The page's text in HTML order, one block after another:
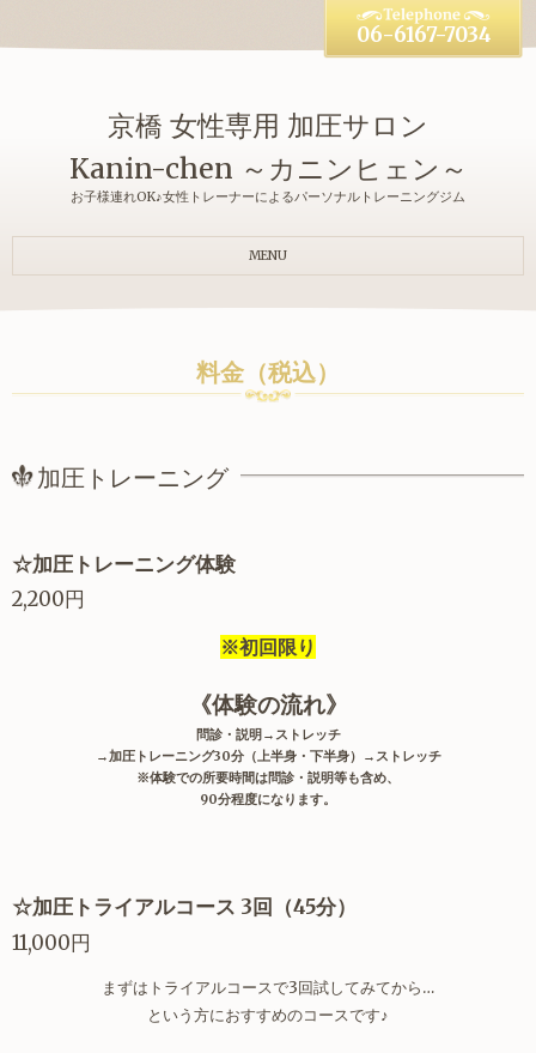
京橋 女性専用 加圧サロン
Kanin-chen ～カニンヒェン～
お子様連れOK♪女性トレーナーによるパーソナルトレーニングジム
06-6167-7034
MENU
料金（税込）
加圧トレーニング
☆加圧トレーニング体験
2,200円
※初回限り
《体験の流れ》
問診・説明→ストレッチ
→加圧トレーニング30分（上半身・下半身）→ストレッチ
※体験での所要時間は問診・説明等も含め、
90分程度になります。
☆加圧トライアルコース 3回（45分）
11,000円
まずはトライアルコースで3回試してみてから…
という方におすすめのコースです♪